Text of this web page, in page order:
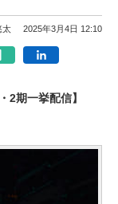
太 2025年3月4日 12:10
2期一挙配信】